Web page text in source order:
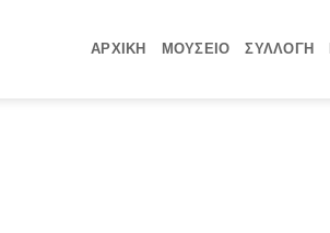
ΑΡΧΙΚΗ ΜΟΥΣΕΙΟ ΣΥΛΛΟΓΗ